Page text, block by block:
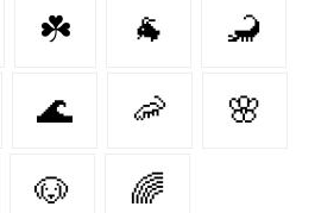
☘️ 🐐 🦂
🌊 🦐 🌸
🐶 🌈